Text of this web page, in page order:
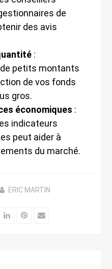
de
des avis
:
petits montants
de vos fonds
gros.
économiques :
indicateurs
peut aider à
du marché.
ERIC MARTIN
LinkedInPinterest
Email